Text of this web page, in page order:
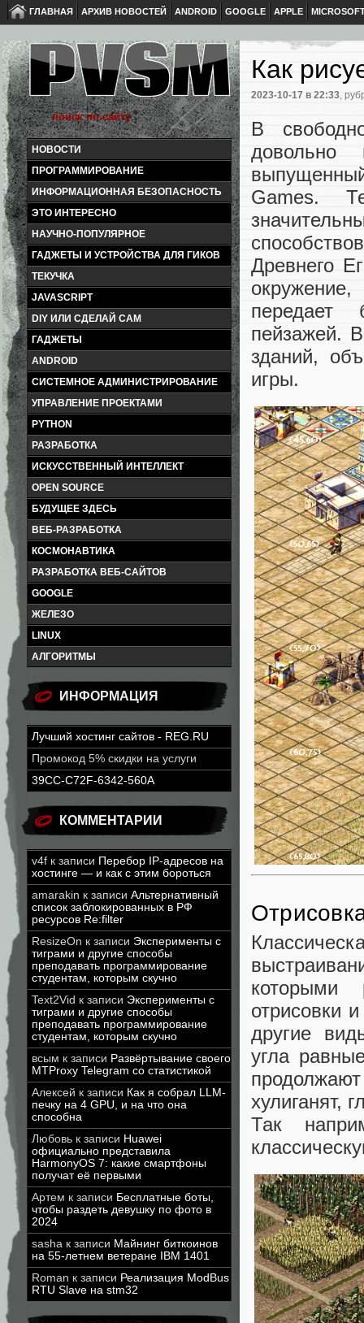
ГЛАВНАЯ АРХИВ НОВОСТЕЙ ANDROID GOOGLE APPLE
НОВОСТИ
ПРОГРАММИРОВАНИЕ
ИНФОРМАЦИОННАЯ БЕЗОПАСНОСТЬ
ЭТО ИНТЕРЕСНО
НАУЧНО-ПОПУЛЯРНОЕ
ГАДЖЕТЫ И УСТРОЙСТВА ДЛЯ ГИКОВ
ТЕКУЧКА
JAVASCRIPT
DIY ИЛИ СДЕЛАЙ САМ
ГАДЖЕТЫ
ANDROID
СИСТЕМНОЕ АДМИНИСТРИРОВАНИЕ
УПРАВЛЕНИЕ ПРОЕКТАМИ
PYTHON
РАЗРАБОТКА
ИСКУССТВЕННЫЙ ИНТЕЛЛЕКТ
OPEN SOURCE
БУДУЩЕЕ ЗДЕСЬ
ВЕБ-РАЗРАБОТКА
КОСМОНАВТИКА
РАЗРАБОТКА ВЕБ-САЙТОВ
GOOGLE
ЖЕЛЕЗО
LINUX
АЛГОРИТМЫ
ИНФОРМАЦИЯ
Лучший хостинг сайтов - REG.RU
Промокод 5% скидки на услуги
39CC-C72F-6342-560A
КОММЕНТАРИИ
v4f к записи Перебор IP-адресов на
хостинге — и как с этим бороться
amarakin к записи Альтернативный
список заблокированных в РФ
ресурсов Re:filter
ResizeOn к записи Эксперименты с
тиграми и другие способы
преподавать программирование
студентам, которым скучно
Text2Vid к записи Эксперименты с
тиграми и другие способы
преподавать программирование
студентам, которым скучно
всым к записи Развёртывание своего
MTProxy Telegram со статистикой
Алексей к записи Как я собрал LLM-
печку на 4 GPU, и на что она
способна
Любовь к записи Huawei
официально представила
HarmonyOS 7: какие смартфоны
получат её первыми
Артем к записи Бесплатные боты,
чтобы раздеть девушку по фото в
2024
sasha к записи Майнинг биткоинов
на 55-летнем ветеране IBM 1401
Roman к записи Реализация ModBus
RTU Slave на stm32
Как
2023-10-17 в 22:33,
В
довольно
Games.
Древнего
передает
пейзажей.
зданий,
игры.
которыми
отрисовки
другие
угла
хулиганят,
Так